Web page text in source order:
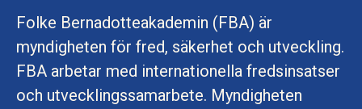
Folke Bernadotteakademin (FBA) är
myndigheten för fred, säkerhet och utveckling.
FBA arbetar med internationella fredsinsatser
och utvecklingssamarbete. Myndigheten